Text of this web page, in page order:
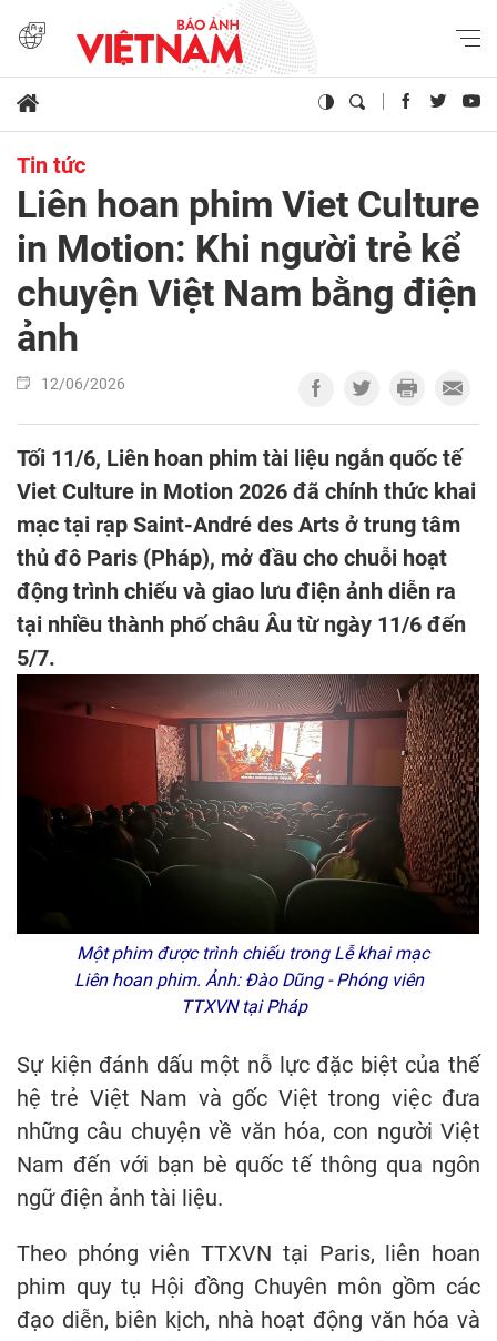
Tin tức
Liên hoan phim Viet Culture
in Motion: Khi người trẻ kể
chuyện Việt Nam bằng điện
ảnh
12/06/2026
Tối 11/6, Liên hoan phim tài liệu ngắn quốc tế
Viet Culture in Motion 2026 đã chính thức khai
mạc tại rạp Saint-André des Arts ở trung tâm
thủ đô Paris (Pháp), mở đầu cho chuỗi hoạt
động trình chiếu và giao lưu điện ảnh diễn ra
tại nhiều thành phố châu Âu từ ngày 11/6 đến
5/7.
Một phim được trình chiếu trong Lễ khai mạc
Liên hoan phim. Ảnh: Đào Dũng - Phóng viên
TTXVN tại Pháp
Sự kiện đánh dấu một nỗ lực đặc biệt của thế
hệ trẻ Việt Nam và gốc Việt trong việc đưa
những câu chuyện về văn hóa, con người Việt
Nam đến với bạn bè quốc tế thông qua ngôn
ngữ điện ảnh tài liệu.
Theo phóng viên TTXVN tại Paris, liên hoan
phim quy tụ Hội đồng Chuyên môn gồm các
đạo diễn, biên kịch, nhà hoạt động văn hóa và